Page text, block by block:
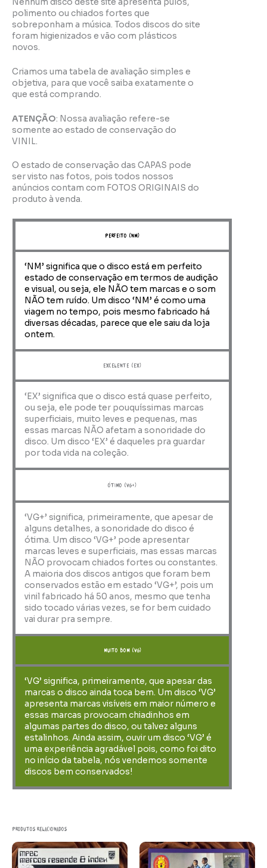
polimento ou chiados fortes que
sobreponham a música. Todos discos do site
foram higienizados e vão com plásticos
novos.
Criamos uma tabela de avaliação simples e
objetiva, para que você saiba exatamente o
que está comprando.
ATENÇÃO: Nossa avaliação refere-se
somente ao estado de conservação do
VINIL.
O estado de conservação das CAPAS pode
ser visto nas fotos, pois todos nossos
anúncios contam com FOTOS ORIGINAIS do
produto à venda.
perfeito (NM)
‘NM’ significa que o disco está em perfeito
estado de conservação em termos de audição
e visual, ou seja, ele NÃO tem marcas e o som
NÃO tem ruído. Um disco ‘NM’ é como uma
viagem no tempo, pois mesmo fabricado há
diversas décadas, parece que ele saiu da loja
ontem.
Excelente (EX)
‘EX’ significa que o disco está quase perfeito,
ou seja, ele pode ter pouquíssimas marcas
superficiais, muito leves e pequenas, mas
essas marcas NÃO afetam a sonoridade do
disco. Um disco ‘EX’ é daqueles pra guardar
por toda vida na coleção.
ótimo (VG+)
‘VG+’ significa, primeiramente, que apesar de
alguns detalhes, a sonoridade do disco é
ótima. Um disco ‘VG+’ pode apresentar
marcas leves e superficiais, mas essas marcas
NÃO provocam chiados fortes ou constantes.
A maioria dos discos antigos que foram bem
conservados estão em estado ‘VG+’, pois um
vinil fabricado há 50 anos, mesmo que tenha
sido tocado várias vezes, se for bem cuidado
vai durar pra sempre.
muito bom (VG)
‘VG’ significa, primeiramente, que apesar das
marcas o disco ainda toca bem. Um disco ‘VG’
apresenta marcas visíveis em maior número e
essas marcas provocam chiadinhos em
algumas partes do disco, ou talvez alguns
estalinhos. Ainda assim, ouvir um disco ‘VG’ é
uma experiência agradável pois, como foi dito
no início da tabela, nós vendemos somente
discos bem conservados!
Produtos relacionados